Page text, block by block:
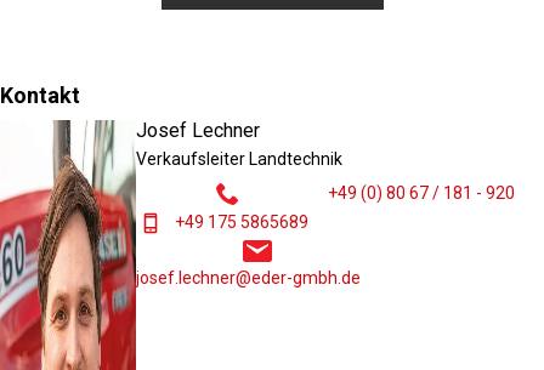
Kontakt
Josef Lechner
Verkaufsleiter Landtechnik
+49 (0) 80 67 / 181 - 920
+49 175 5865689
josef.lechner@eder-gmbh.de